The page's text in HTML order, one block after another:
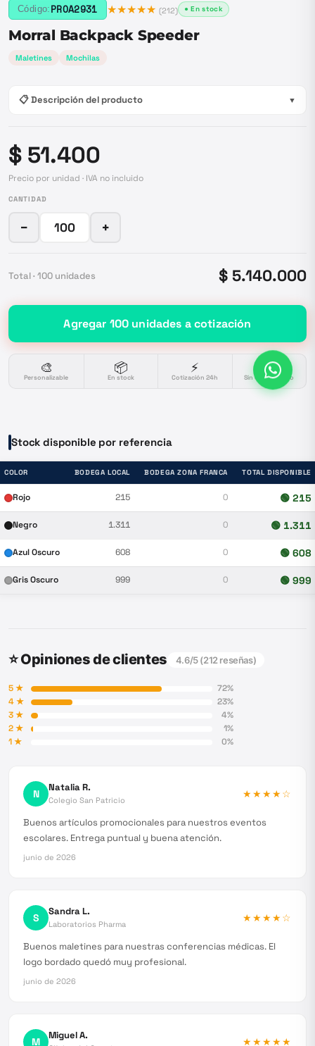
Código: PROA2931 ★★★★★ (212) ● En stock
Morral Backpack Speeder
Maletines Mochilas
📋 Descripción del producto ▼
$ 51.400
Precio por unidad · IVA no incluido
CANTIDAD
− +
Total · 100 unidades $ 5.140.000
Agregar 100 unidades a cotización
🎨
Personalizable
📦
En stock
⚡
Cotización 24h
🔒
Sin compromiso
Stock disponible por referencia
COLOR BODEGA LOCAL BODEGA ZONA FRANCA TOTAL DISPONIBLE
Rojo 215 0 🟢 215
Negro 1.311 0 🟢 1.311
Azul Oscuro 608 0 🟢 608
Gris Oscuro 999 0 🟢 999
⭐ Opiniones de clientes 4.6/5 (212 reseñas)
5★ 72%
4★ 23%
3★ 4%
2★ 1%
1★ 0%
N Natalia R.
Colegio San Patricio
★★★★☆
Buenos artículos promocionales para nuestros eventos
escolares. Entrega puntual y buena atención.
junio de 2026
S Sandra L.
Laboratorios Pharma
★★★★☆
Buenos maletines para nuestras conferencias médicas. El
logo bordado quedó muy profesional.
junio de 2026
M Miguel A. ★★★★★